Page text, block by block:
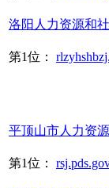
洛阳 人力资源和
第1位：
平顶山市人力资源
第1位：